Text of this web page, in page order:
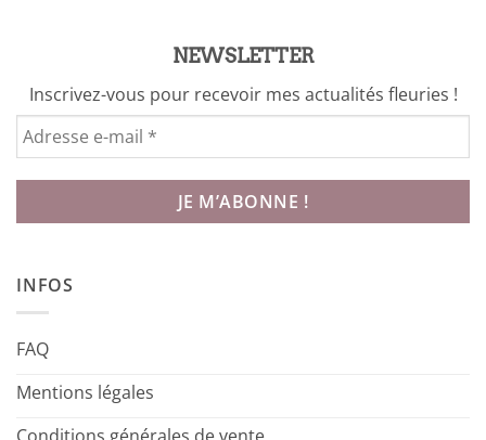
NEWSLETTER
Inscrivez-vous pour recevoir mes actualités fleuries !
INFOS
FAQ
Mentions légales